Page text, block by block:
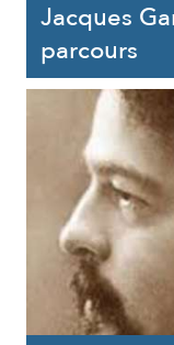
Jacques
parcours